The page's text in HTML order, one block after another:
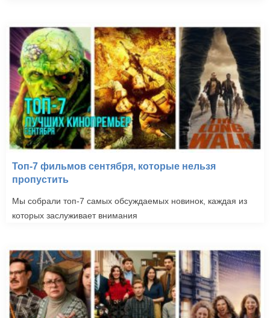
Топ-7 фильмов сентября, которые нельзя
пропустить
Мы собрали топ-7 самых обсуждаемых новинок, каждая из
которых заслуживает внимания